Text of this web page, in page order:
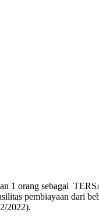
1 orang sebagai
pembiayaan dari
2022).